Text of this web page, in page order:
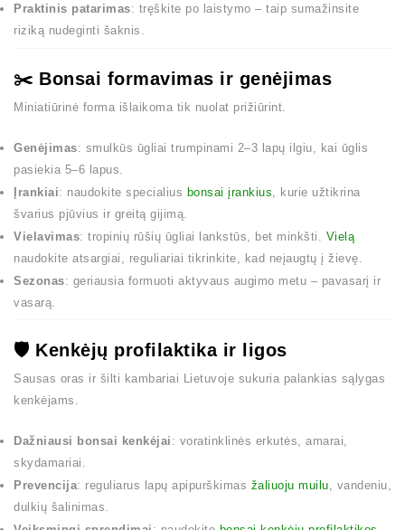
Praktinis patarimas: tręškite po laistymo – taip sumažinsite
riziką nudeginti šaknis.
✂️ Bonsai formavimas ir genėjimas
Miniatiūrinė forma išlaikoma tik nuolat prižiūrint.
Genėjimas: smulkūs ūgliai trumpinami 2–3 lapų ilgiu, kai ūglis
pasiekia 5–6 lapus.
Įrankiai: naudokite specialius bonsai įrankius , kurie užtikrina
švarius pjūvius ir greitą gijimą.
Vielavimas: tropinių rūšių ūgliai lankstūs, bet minkšti. Vielą
naudokite atsargiai, reguliariai tikrinkite, kad neįaugtų į žievę.
Sezonas: geriausia formuoti aktyvaus augimo metu – pavasarį ir
vasarą.
🛡️ Kenkėjų profilaktika ir ligos
Sausas oras ir šilti kambariai Lietuvoje sukuria palankias sąlygas
kenkėjams.
Dažniausi bonsai kenkėjai : voratinklinės erkutės, amarai,
skydamariai.
Prevencija: reguliarus lapų apipurškimas žaliuoju muilu, vandeniu,
dulkių šalinimas.